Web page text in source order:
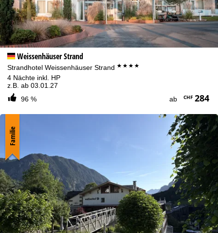
Cookie-Hinweis
Für ein optimales Webangebot erheben wir mit Hilfe von Cookies
Nutzungsinformationen, die wir, die TravelTrex GmbH, auch mit
Weissenhäuser Strand
Strandhotel Weissenhäuser Strand ****
4 Nächte inkl. HP
z.B. ab 03.01.27
96 %
ab CHF284
Familie